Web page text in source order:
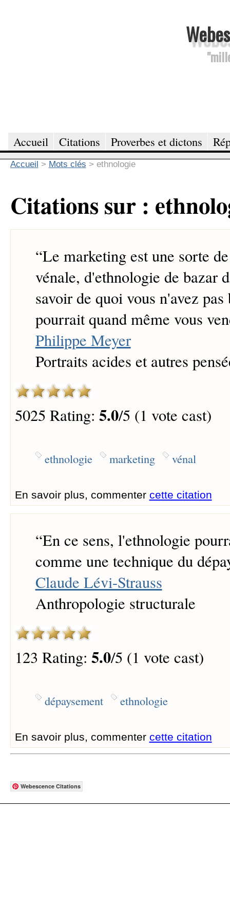
Accueil Citations Proverbes et dictons
Accueil > Mots clés > ethnologie
Citations sur :
“Le marketing est une sorte
vénale, d'ethnologie de bazar
savoir de quoi vous n'avez
pourrait quand même vous
Philippe Meyer
Portraits acides et autres
5025 Rating: 5.0/5 (1 vote cast)
ethnologie marketing vénal
En savoir plus, commenter cette citation
“En ce sens, l'ethnologie
comme une technique du
Claude Lévi-Strauss
Anthropologie structurale
123 Rating: 5.0/5 (1 vote cast)
dépaysement ethnologie
En savoir plus, commenter cette citation
Webescence Citations